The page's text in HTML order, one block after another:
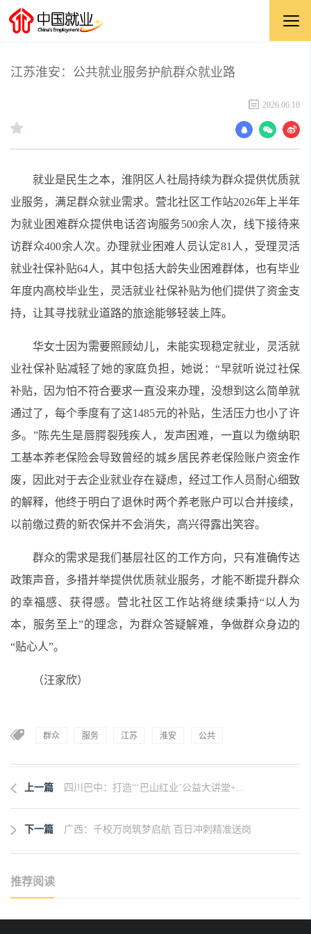
江苏淮安：公共就业服务护航群众就业路
2026.06.10
就业是民生之本，淮阴区人社局持续为群众提供优质就
业服务，满足群众就业需求。营北社区工作站2026年上半年
为就业困难群众提供电话咨询服务500余人次，线下接待来
访群众400余人次。办理就业困难人员认定81人，受理灵活
就业社保补贴64人，其中包括大龄失业困难群体，也有毕业
年度内高校毕业生，灵活就业社保补贴为他们提供了资金支
持，让其寻找就业道路的旅途能够轻装上阵。
华女士因为需要照顾幼儿，未能实现稳定就业，灵活就
业社保补贴减轻了她的家庭负担，她说：“早就听说过社保
补贴，因为怕不符合要求一直没来办理，没想到这么简单就
通过了，每个季度有了这1485元的补贴，生活压力也小了许
多。”陈先生是唇腭裂残疾人，发声困难，一直以为缴纳职
工基本养老保险会导致曾经的城乡居民养老保险账户资金作
废，因此对于去企业就业存在疑虑，经过工作人员耐心细致
的解释，他终于明白了退休时两个养老账户可以合并接续，
以前缴过费的新农保并不会消失，高兴得露出笑容。
群众的需求是我们基层社区的工作方向，只有准确传达
政策声音，多措并举提供优质就业服务，才能不断提升群众
的幸福感、获得感。营北社区工作站将继续秉持“以人为
本，服务至上”的理念，为群众答疑解难，争做群众身边的
“贴心人”。
（汪家欣）
群众 服务 江苏 淮安 公共
上一篇 四川巴中：打造“‘巴山红业’公益大讲堂+...
下一篇 广西：千校万岗筑梦启航 百日冲刺精准送岗
推荐阅读